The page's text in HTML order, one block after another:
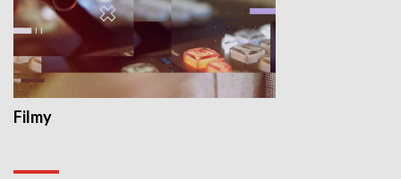
Filmy